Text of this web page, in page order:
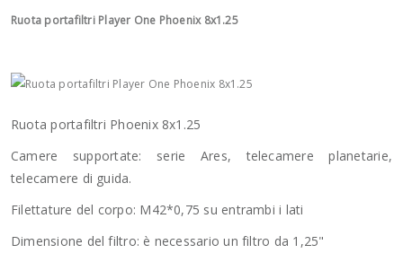
Ruota portafiltri Player One Phoenix 8x1.25
Ruota portafiltri Phoenix 8x1.25
Camere supportate: serie Ares, telecamere planetarie,
telecamere di guida.
Filettature del corpo: M42*0,75 su entrambi i lati
Dimensione del filtro: è necessario un filtro da 1,25"